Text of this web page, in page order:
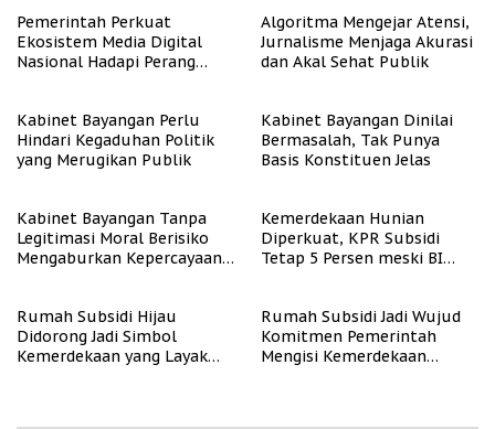
Pemerintah Perkuat
Ekosistem Media Digital
Nasional Hadapi Perang
Algoritma Mengejar Atensi,
Jurnalisme Menjaga Akurasi
dan Akal Sehat Publik
Kabinet Bayangan Perlu
Hindari Kegaduhan Politik
yang Merugikan Publik
Kabinet Bayangan Dinilai
Bermasalah, Tak Punya
Basis Konstituen Jelas
Kabinet Bayangan Tanpa
Legitimasi Moral Berisiko
Mengaburkan Kepercayaan
Kemerdekaan Hunian
Diperkuat, KPR Subsidi
Tetap 5 Persen meski BI
Rumah Subsidi Hijau
Didorong Jadi Simbol
Kemerdekaan yang Layak
Rumah Subsidi Jadi Wujud
Komitmen Pemerintah
Mengisi Kemerdekaan